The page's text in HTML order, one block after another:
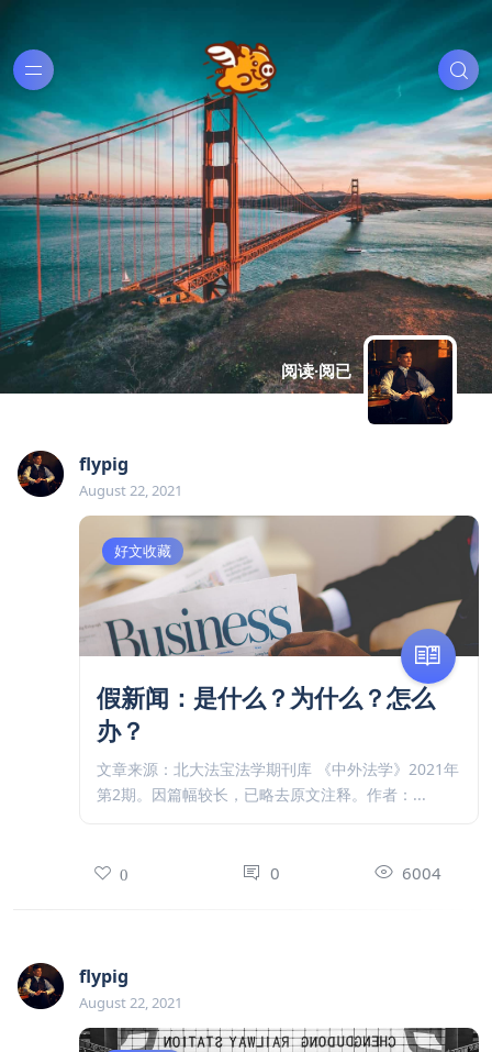
阅读·阅已
flypig
August 22, 2021
好文收藏
假新闻：是什么？为什么？怎么
办？
文章来源：北大法宝法学期刊库 《中外法学》2021年
第2期。因篇幅较长，已略去原文注释。作者：...
0 0 6004
flypig
August 22, 2021